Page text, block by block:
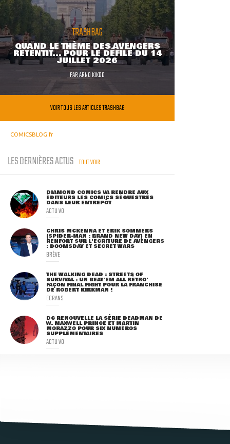
TRASHBAG
QUAND LE THÈME DES AVENGERS
RETENTIT... POUR LE DÉFILÉ DU 14
JUILLET 2026
PARARNO KIKOO
VOIR TOUS LES ARTICLES TRASHBAG
COMICSBLOG.fr
LES DERNIÈRES ACTUS TOUT VOIR
DIAMOND COMICS VA RENDRE AUX
ÉDITEURS LES COMICS SÉQUESTRÉS
DANS LEUR ENTREPÔT
ACTU VO
CHRIS MCKENNA ET ERIK SOMMERS
(SPIDER-MAN : BRAND NEW DAY) EN
RENFORT SUR L'ÉCRITURE DE AVENGERS
: DOOMSDAY ET SECRET WARS
BRÈVE
THE WALKING DEAD : STREETS OF
SURVIVAL : UN BEAT'EM ALL RÉTRO'
FAÇON FINAL FIGHT POUR LA FRANCHISE
DE ROBERT KIRKMAN !
ECRANS
DC RENOUVELLE LA SÉRIE DEADMAN DE
W. MAXWELL PRINCE ET MARTIN
MORAZZO POUR SIX NUMÉROS
SUPPLÉMENTAIRES
ACTU VO